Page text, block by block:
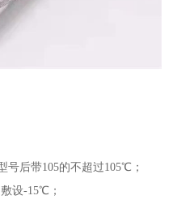
后带105的不超过105℃；
设-15℃；